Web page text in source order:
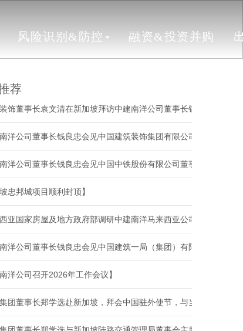
风险识别&防控 融资&投资并购
荐
装饰董事长袁文清在新加坡拜访中建南洋公司董事长钱良忠】
南洋公司董事长钱良忠会见中国建筑装饰集团有限公司董事长袁文
南洋公司董事长钱良忠会见中国中铁股份有限公司董事长陈文健】
坡忠邦城项目顺利封顶】
西亚国家房屋及地方政府部调研中建南洋马来西亚公司Sfera公寓
南洋公司召开2026年工作会议】